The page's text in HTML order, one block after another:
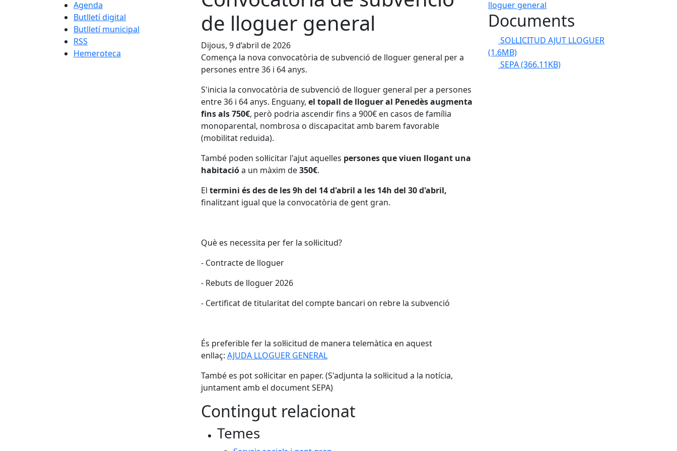
Agenda
Butlletí digital
Butlletí municipal
RSS
Hemeroteca
de lloguer general
Dijous, 9 d’abril de 2026
Comença la nova convocatòria de subvenció de lloguer general per a
persones entre 36 i 64 anys.
S'inicia la convocatòria de subvenció de lloguer general per a persones
entre 36 i 64 anys. Enguany, el topall de lloguer al Penedès augmenta
fins als 750€, però podria ascendir fins a 900€ en casos de família
monoparental, nombrosa o discapacitat amb barem favorable
(mobilitat reduïda).
També poden sol·licitar l'ajut aquelles persones que viuen llogant una
habitacióa un màxim de350€.
El termini és des de les 9h del 14 d'abril a les 14h del 30 d'abril,
finalitzant igual que la convocatòria de gent gran.
Què es necessita per fer la sol·licitud?
- Contracte de lloguer
- Rebuts de lloguer 2026
- Certificat de titularitat del compte bancari on rebre la subvenció
És preferible fer la sol·licitud de manera telemàtica en aquest
enllaç: AJUDA LLOGUER GENERAL
També es pot sol·licitar en paper. (S'adjunta la sol·licitud a la notícia,
juntament amb el document SEPA)
Contingut relacionat
Temes
Documents
SOL·LICITUD AJUT LLOGUER
(1.6MB)
SEPA(366.11KB)